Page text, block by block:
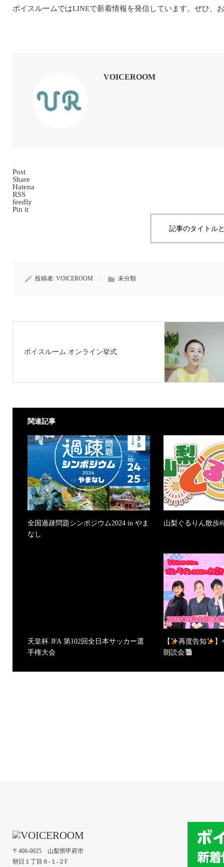
ボイスルームではLINEで新着情報を発信しています。ぜひ、
VOICEROOM
Post
Share
Hatena
RSS
feedly
Pin it
記事のタイトル
投稿者: VOICEROOM 未分類
ボイスルーム オンライン挙式
関連記事
全国過疎問題シンポジウム2024 in やま
なし
山梨ぐるりん散歩
天皇杯 JFA 第102回全日本サッカー選
手権大会
【 再度告知
】
朗読会
〒400-0025 山梨県甲府市
朝日１丁目６-１-２F